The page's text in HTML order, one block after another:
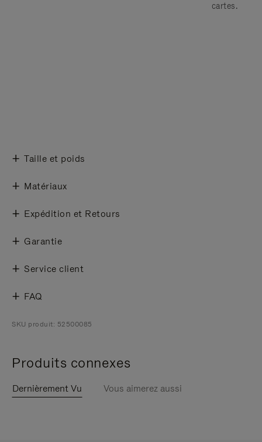
cartes.
Taille et poids
Matériaux
Expédition et Retours
Garantie
Service client
FAQ
SKU produit: 52500085
Produits connexes
Dernièrement Vu Vous aimerez aussi